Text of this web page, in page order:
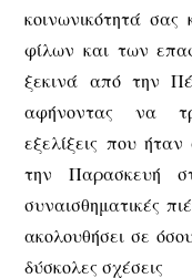
κοινωνικότητά
φίλων και των
ξεκινά από την
αφήνοντας να
εξελίξεις που
την Παρασκευή
συναισθηματικές
ακολουθήσει σε
δύσκολες σχέσεις